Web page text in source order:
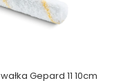
Gepard 11 10cm